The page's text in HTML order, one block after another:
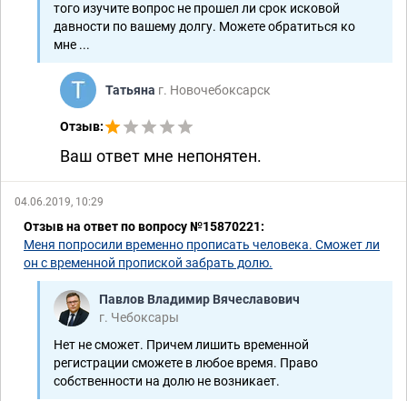
того изучите вопрос не прошел ли срок исковой
давности по вашему долгу. Можете обратиться ко
мне ...
Татьяна г. Новочебоксарск
Отзыв:
Ваш ответ мне непонятен.
04.06.2019, 10:29
Отзыв на ответ по вопросу №15870221:
Меня попросили временно прописать человека. Сможет ли
он с временной пропиской забрать долю.
Павлов Владимир Вячеславович
г. Чебоксары
Нет не сможет. Причем лишить временной
регистрации сможете в любое время. Право
собственности на долю не возникает.